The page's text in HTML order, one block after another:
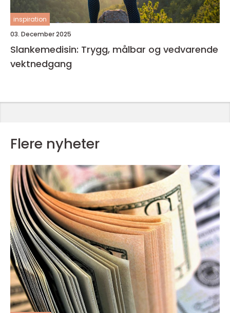
inspiration
03. December 2025
Slankemedisin: Trygg, målbar og vedvarende
vektnedgang
Flere nyheter